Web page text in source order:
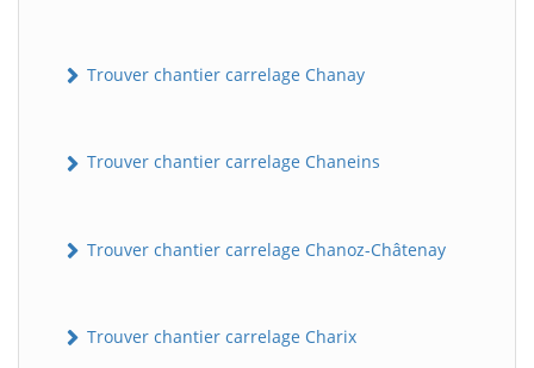
Trouver chantier carrelage Chanay
Trouver chantier carrelage Chaneins
Trouver chantier carrelage Chanoz-Châtenay
Trouver chantier carrelage Charix